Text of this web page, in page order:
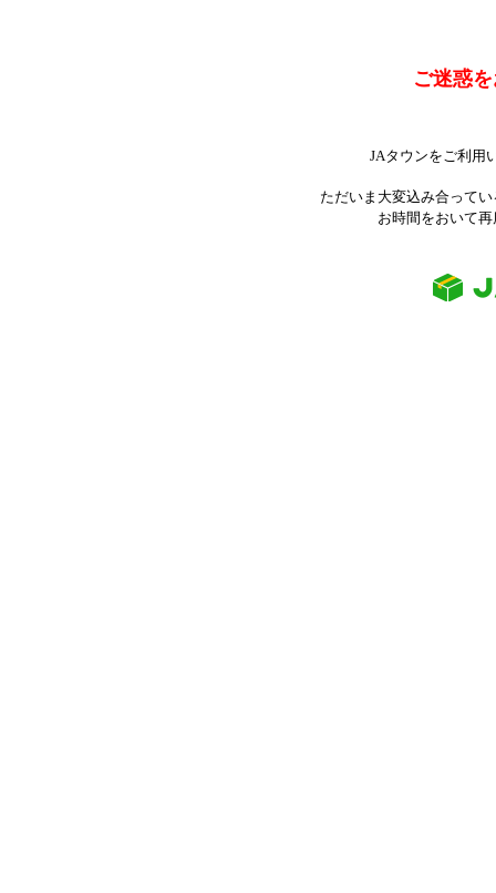
ご迷惑
JAタウンをご利用
ただいま大変込み合って
お時間をおいて